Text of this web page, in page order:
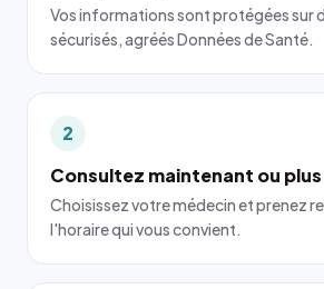
Vos informations sont protégées sur
sécurisés, agréés Données de Santé.
2
Consultez maintenant ou
Choisissez votre médecin et prenez
l'horaire qui vous convient.